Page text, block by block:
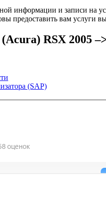
информации и записи на
предоставить вам услуги
RSX 2005
(SAP)